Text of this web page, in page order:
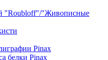
"Roubloff"/"Живописные
Pinax
белки Pinax